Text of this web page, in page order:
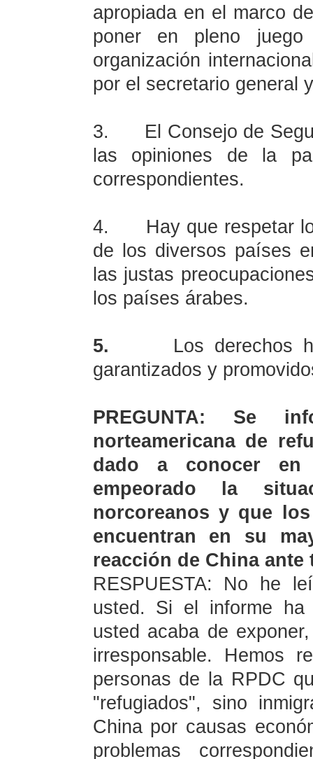
apropiada en el marco
poner en pleno
organización
por el secretario general
3.
El Consejo de
las opiniones de la
correspondientes.
4.
Hay que respetar
de los diversos países
las justas
los países árabes.
5.
Los derechos
garantizados y
PREGUNTA: Se
norteamericana de
dado a conocer
empeorado la
norcoreanos y que
encuentran en su
reacción de China
RESPUESTA: No he
usted. Si el informe ha
usted acaba de
irresponsable. Hemos
personas de
la RPDC
"refugiados", sino
China por causas
problemas